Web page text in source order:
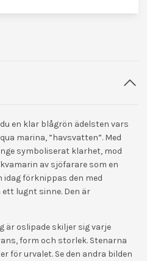
en klar blågrön ädelsten vars
marina, ”havsvatten”. Med
symboliserat klarhet, mod
av sjöfarare som en
förknippas den med
lugnt sinne. Den är
är oslipade skiljer sig varje
form och storlek. Stenarna
för urvalet. Se den andra bilden